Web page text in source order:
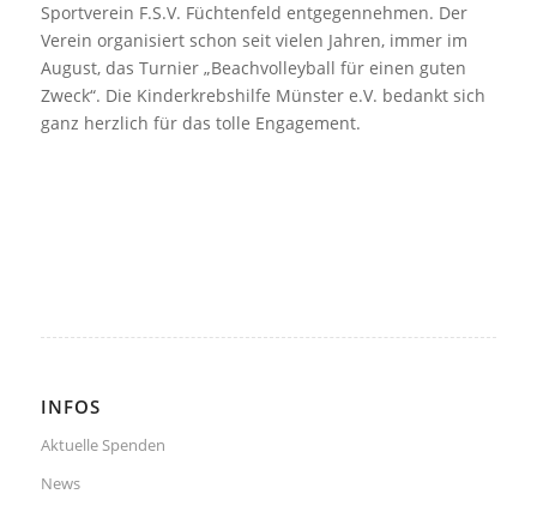
Sportverein F.S.V. Füchtenfeld entgegennehmen. Der
Verein organisiert schon seit vielen Jahren, immer im
August, das Turnier „Beachvolleyball für einen guten
Zweck“. Die Kinderkrebshilfe Münster e.V. bedankt sich
ganz herzlich für das tolle Engagement.
INFOS
Aktuelle Spenden
News